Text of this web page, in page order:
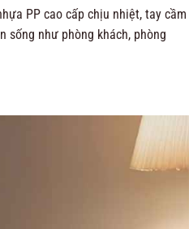
PP cao cấp chịu nhiệt, tay cầm
sống như phòng khách, phòng